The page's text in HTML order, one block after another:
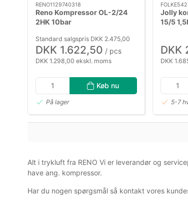
RENO1129740318
Reno Kompressor OL-2/24
2HK 10bar
Standard salgspris DKK 2.475,00
DKK 1.622,50 / pcs
DKK 1.298,00 ekskl. moms
Køb nu
På lager
Jolly
15/5
DKK
DKK
5-7
Alt i trykluft fra RENO Vi er leverandør og
have ang. kompressor.
Har du nogen spørgsmål så kontakt vores